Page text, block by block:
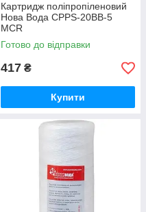
Картридж поліпропіленовий
Нова Вода CPPS-20BB-5
MCR
Готово до відправки
417 ₴
Купити